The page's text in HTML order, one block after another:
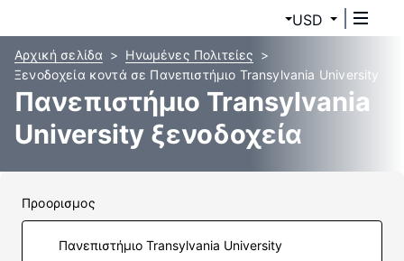
USD
Αρχική σελίδα
Ηνωμένες Πολιτείες
Ξενοδοχεία κοντά σε Πανεπιστήμιο Transylvania University
Πανεπιστήμιο Transylvania
University ξενοδοχεία
Προορισμος